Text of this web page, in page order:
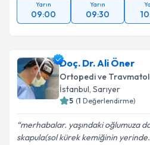
Yarın
09:00
Yarın
09:30
Doç. Dr. Ali Öner
Ortopedi ve
İstanbul, Sarıyer
5 (1 Değerlendirme)
merhabalar. yaşındaki oğlumuza
skapula(sol kürek kemiğinin